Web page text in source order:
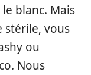
blanc. Mais
stérile, vous
ou
Nous